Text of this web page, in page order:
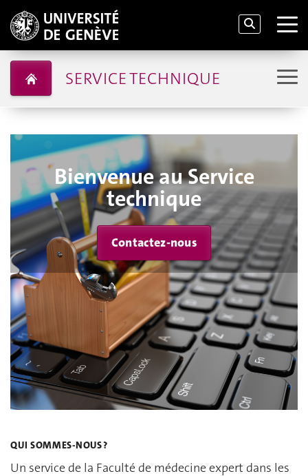
SERVICE TECHNIQUE
Bienvenue au Service
technique
Contactez-nous
QUI SOMMES-NOUS ?
Un service de la Faculté de médecine expert dans les